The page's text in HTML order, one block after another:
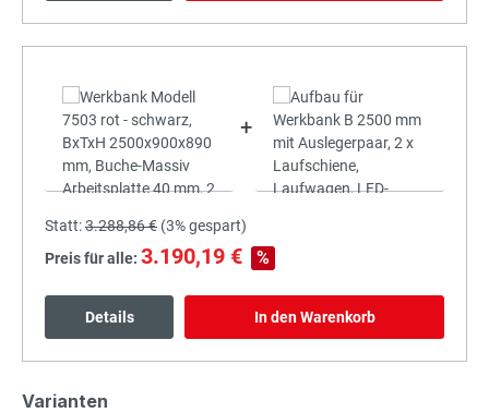
+
Statt:3.288,86 € (3%gespart)
Preis für alle: 3.190,19 € %
Details In den Warenkorb
Varianten